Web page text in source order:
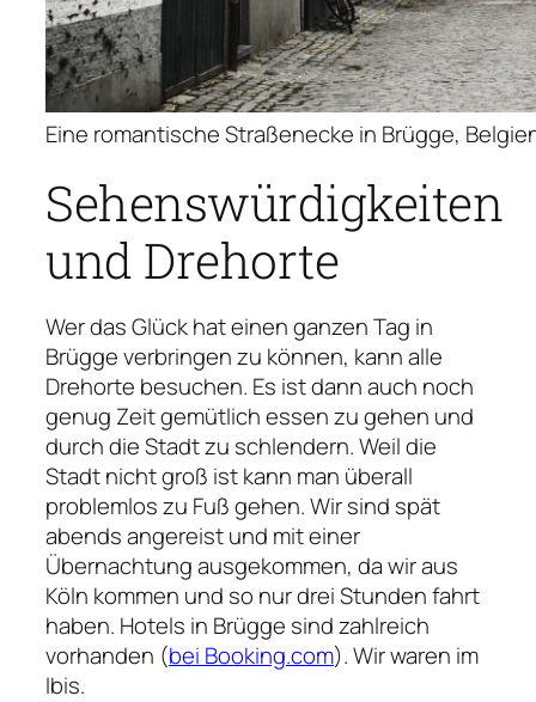
Eine romantische Straßenecke in Brügge,
Sehenswürdigkeiten
und Drehorte
Wer das Glück hat einen ganzen Tag in
Brügge verbringen zu können, kann alle
Drehorte besuchen. Es ist dann auch noch
genug Zeit gemütlich essen zu gehen und
durch die Stadt zu schlendern. Weil die
Stadt nicht groß ist kann man überall
problemlos zu Fuß gehen. Wir sind spät
abends angereist und mit einer
Übernachtung ausgekommen, da wir aus
Köln kommen und so nur drei Stunden fahrt
haben. Hotels in Brügge sind zahlreich
vorhanden (bei Booking.com). Wir waren im
Ibis.